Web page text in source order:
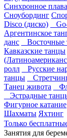
Синхронное
Сноубординг
Disco (диско)
Аргентинское
данс
Восточные
Кавказские танцы
ролл
Русские
танцы
Танец живота
Эстрадные
Фигурное катание
Шахматы Яхтинг
Только
Занятия для